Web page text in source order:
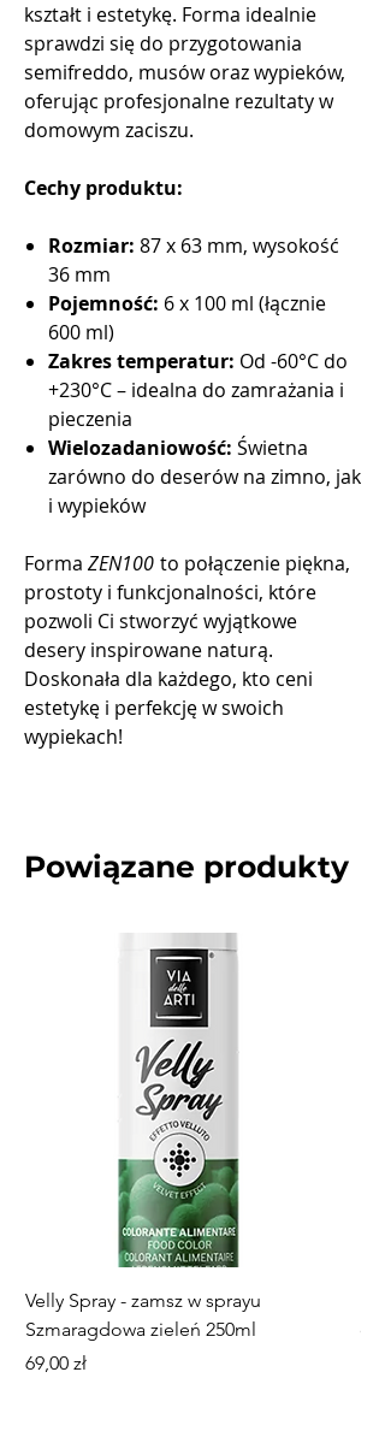
kształt i estetykę. Forma idealnie
sprawdzi się do przygotowania
semifreddo, musów oraz wypieków,
oferując profesjonalne rezultaty w
domowym zaciszu.
Cechy produktu:
Rozmiar: 87 x 63 mm, wysokość
36 mm
Pojemność: 6 x 100 ml (łącznie
600 ml)
Zakres temperatur: Od -60°C do
+230°C – idealna do zamrażania i
pieczenia
Wielozadaniowość: Świetna
zarówno do deserów na zimno, jak
i wypieków
Forma ZEN100 to połączenie piękna,
prostoty i funkcjonalności, które
pozwoli Ci stworzyć wyjątkowe
desery inspirowane naturą.
Doskonała dla każdego, kto ceni
estetykę i perfekcję w swoich
wypiekach!
Powiązane produkty
Velly Spray - zamsz w sprayu
Szmaragdowa zieleń 250ml
Cena
69,00 zł